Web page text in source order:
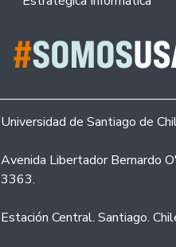
Universidad de Santiago de
Avenida Libertador Bernardo
3363.
Estación Central. Santiago.